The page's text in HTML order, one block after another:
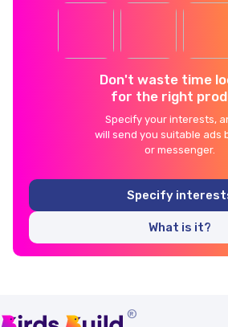
Don't waste time
for the right
Specify your interests,
will send you suitable ads
or messenger.
Specify
What is it?
®